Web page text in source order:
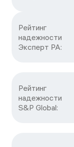
Рейтинг
надежности
Эксперт РА:
Рейтинг
надежности
S&P Global: